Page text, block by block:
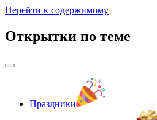
Перейти к содержимому
Открытки по теме
Праздники